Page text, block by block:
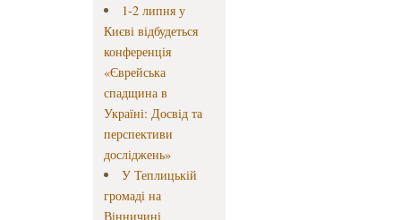
1-2 липня у
Києві відбудеться
конференція
«Єврейська
спадщина в
Україні: Досвід та
перспективи
досліджень»
У Теплицькій
громаді на
Вінничині